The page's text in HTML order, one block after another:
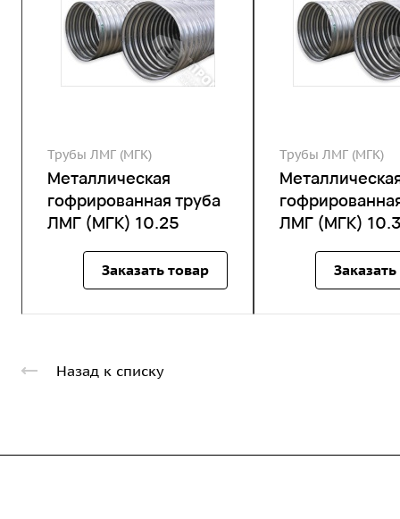
Трубы ЛМГ (МГК)
Металлическая
гофрированная труба
ЛМГ (МГК) 10.25
Заказать товар
Трубы ЛМГ (МГК)
ЛМГ (МГК)
Назад к списку